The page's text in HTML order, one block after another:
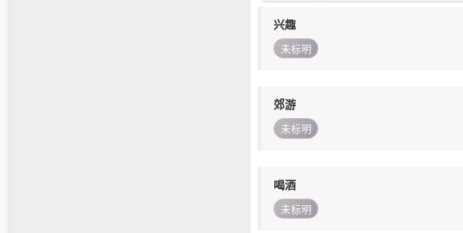
兴趣
未标明
郊游
未标明
喝酒
未标明